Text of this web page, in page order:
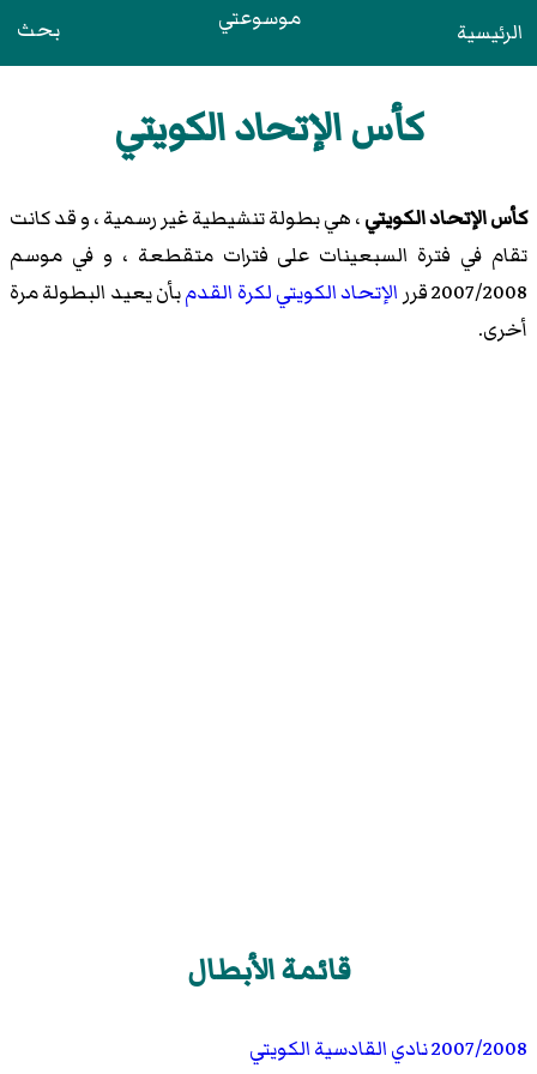
الرئيسية موسوعتي بحث
كأس الإتحاد الكويتي
كأس الإتحاد الكويتي، هي بطولة تنشيطية غير رسمية ، و قد كانت
تقام في فترة السبعينات على فترات متقطعة ، و في موسم
2007/2008 قرر
الإتحاد الكويتي لكرة القدمبأن يعيد البطولة مرة
أخرى.
قائمة الأبطال
2007/2008نادي القادسية الكويتي